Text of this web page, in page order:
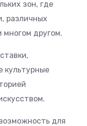
зон, где
различных
многом другом.
культурные
для